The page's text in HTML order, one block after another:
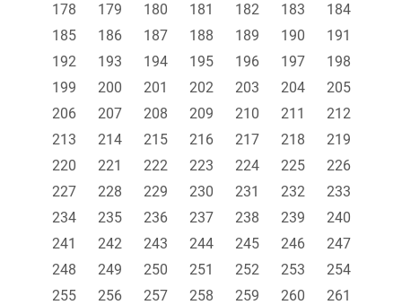
178
179 180 181 182 183
184
185
186 187 188 189 190
191
192
193 194 195 196 197
198
199
200 201 202 203 204
205
206
207 208 209 210 211
212
213
214 215 216 217 218
219
220
221 222 223 224 225
226
227
228 229 230 231 232
233
234
235 236 237 238 239
240
241
242 243 244 245 246
247
248
249 250 251 252 253
254
255
256 257 258 259 260
261